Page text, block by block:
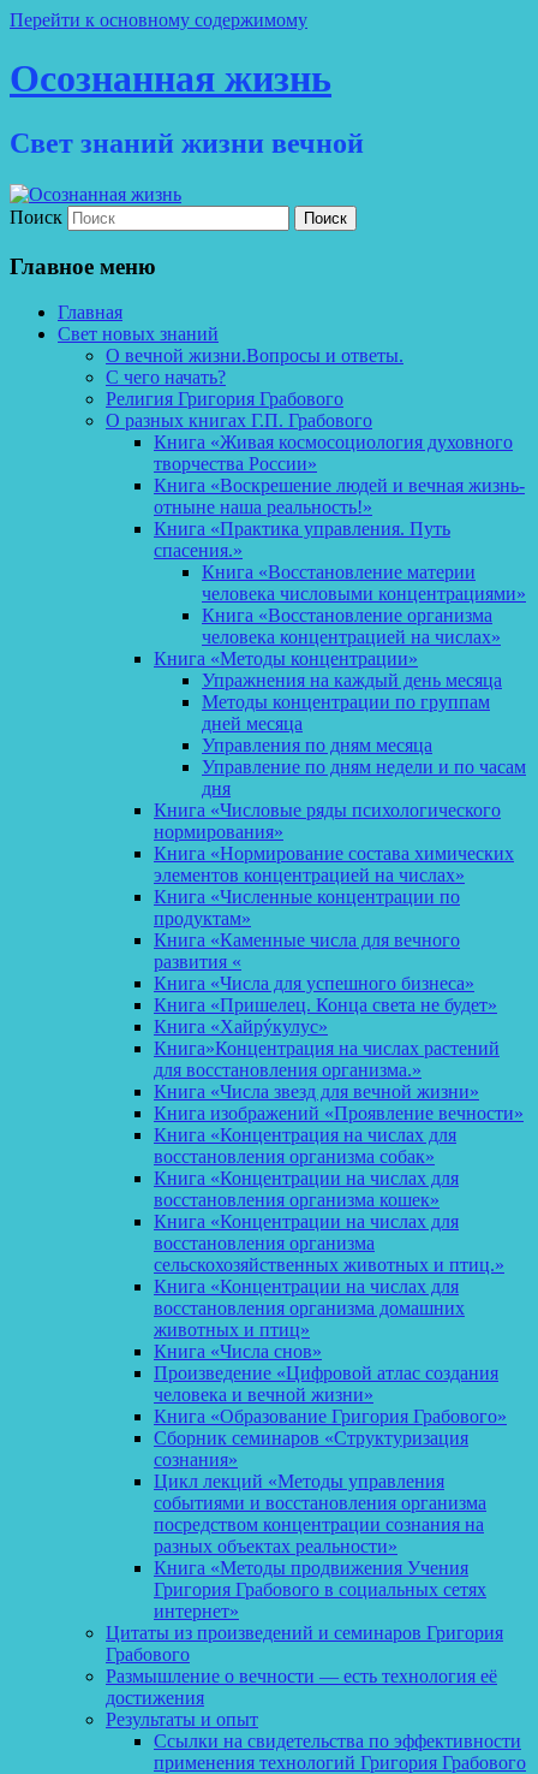
Перейти к основному содержимому
Осознанная жизнь
Свет знаний жизни вечной
Поиск
Главное меню
Главная
Свет новых знаний
О вечной жизни.Вопросы и ответы.
С чего начать?
Религия Григория Грабового
О разных книгах Г.П. Грабового
Книга «Живая космосоциология духовного
творчества России»
Книга «Воскрешение людей и вечная жизнь-
отныне наша реальность!»
Книга «Практика управления. Путь
спасения.»
Книга «Восстановление материи
человека числовыми концентрациями»
Книга «Восстановление организма
человека концентрацией на числах»
Книга «Методы концентрации»
Упражнения на каждый день месяца
Методы концентрации по группам
дней месяца
Управления по дням месяца
Управление по дням недели и по часам
дня
Книга «Числовые ряды психологического
нормирования»
Книга «Нормирование состава химических
элементов концентрацией на числах»
Книга «Численные концентрации по
продуктам»
Книга «Каменные числа для вечного
развития «
Книга «Числа для успешного бизнеса»
Книга «Пришелец. Конца света не будет»
Книга «Хайрýкулус»
Книга»Концентрация на числах растений
для восстановления организма.»
Книга «Числа звезд для вечной жизни»
Книга изображений «Проявление вечности»
Книга «Концентрация на числах для
восстановления организма собак»
Книга «Концентрации на числах для
восстановления организма кошек»
Книга «Концентрации на числах для
восстановления организма
сельскохозяйственных животных и птиц.»
Книга «Концентрации на числах для
восстановления организма домашних
животных и птиц»
Книга «Числа снов»
Произведение «Цифровой атлас создания
человека и вечной жизни»
Книга «Образование Григория Грабового»
Сборник семинаров «Структуризация
сознания»
Цикл лекций «Методы управления
событиями и восстановления организма
посредством концентрации сознания на
разных объектах реальности»
Книга «Методы продвижения Учения
Григория Грабового в социальных сетях
интернет»
Цитаты из произведений и семинаров Григория
Грабового
Размышление о вечности — есть технология её
достижения
Результаты и опыт
Ссылки на свидетельства по эффективности
применения технологий Григория Грабового